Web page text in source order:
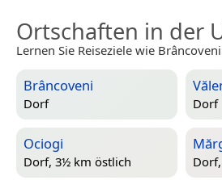
Ortschaften in der
Lernen Sie Reiseziele wie
Brâncoveni
Dorf Dorf
Ociogi
Dorf, 3½ km östlich